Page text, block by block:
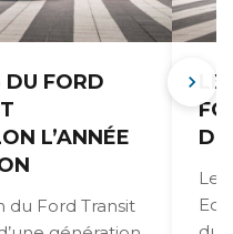
DU FORD
L’ANNÉE
du Ford Transit
Le